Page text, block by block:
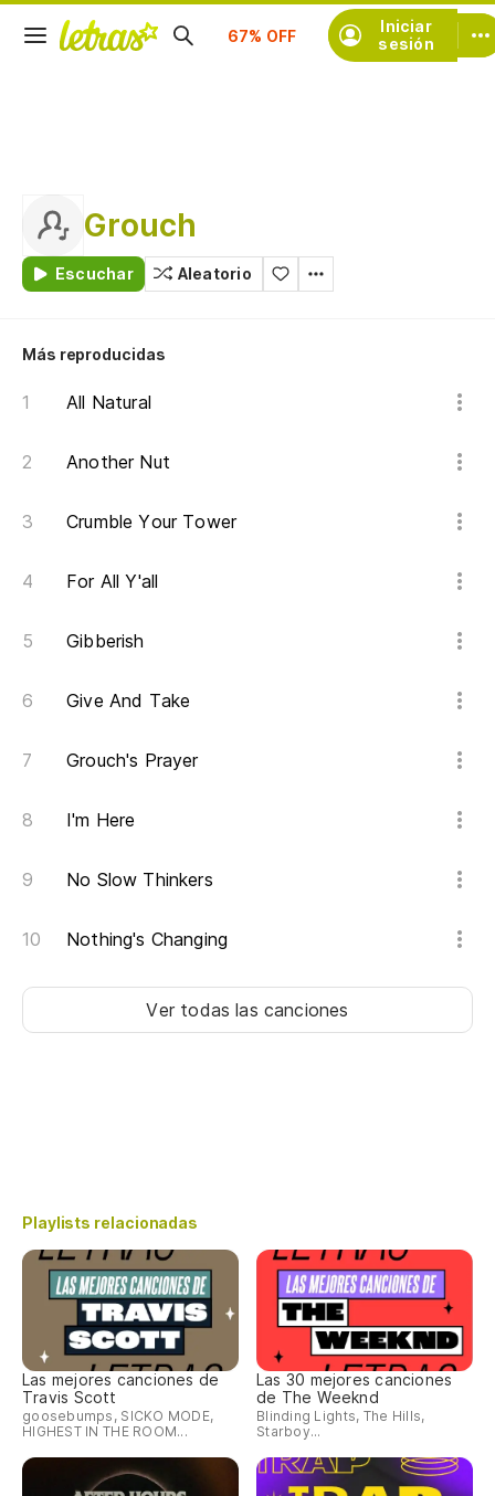
Iniciar
sesión
Suscríbete
Grouch
Escuchar Aleatorio
Más reproducidas
All Natural
Another Nut
Crumble Your Tower
For All Y'all
Gibberish
Give And Take
Grouch's Prayer
I'm Here
No Slow Thinkers
Nothing's Changing
Ver todas las canciones
Playlists relacionadas
Las mejores canciones de
Travis Scott
goosebumps, SICKO MODE,
HIGHEST IN THE ROOM...
Las 30 mejores canciones
de The Weeknd
Blinding Lights, The Hills,
Starboy...